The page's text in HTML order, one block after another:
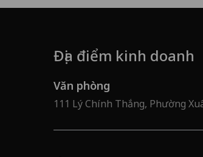
Địa điểm kinh doanh
Văn phòng
111 Lý Chính Thắng, Phường